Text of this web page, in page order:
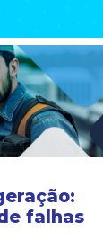
falhas